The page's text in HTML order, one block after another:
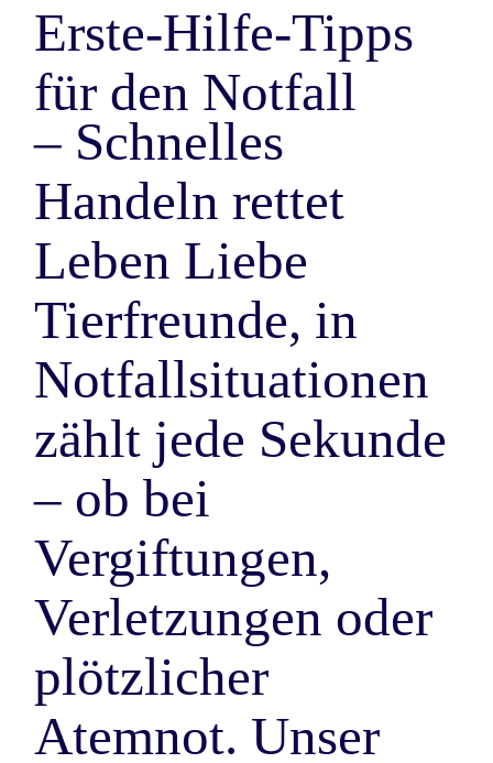
Erste-Hilfe-Tipps
für den Notfall
– Schnelles
Handeln rettet
Leben Liebe
Tierfreunde, in
Notfallsituationen
zählt jede Sekunde
– ob bei
Vergiftungen,
Verletzungen oder
plötzlicher
Atemnot. Unser